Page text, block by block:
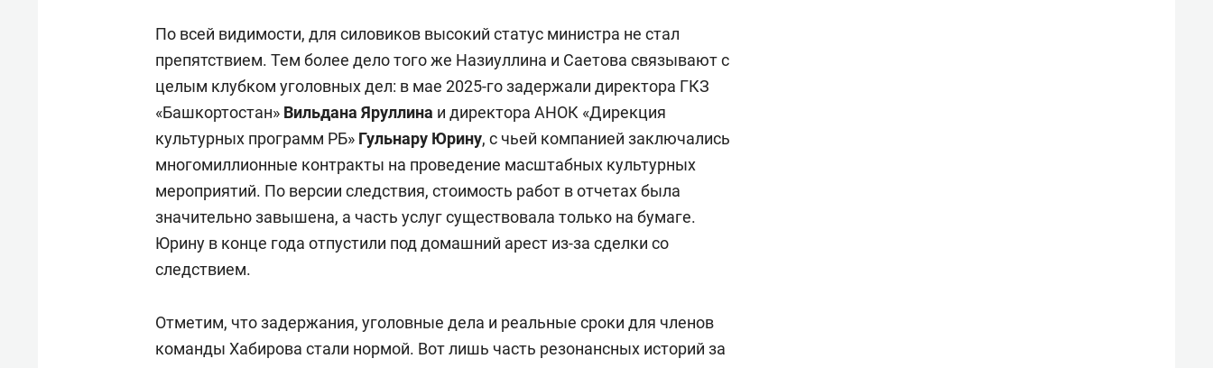
По всей видимости, для силовиков высокий статус министра не стал
препятствием. Тем более дело того же Назиуллина и Саетова связывают с
целым клубком уголовных дел: в мае 2025-го задержали директора ГКЗ
«Башкортостан» Вильдана Яруллина и директора АНОК «Дирекция
культурных программ РБ» Гульнару Юрину, с чьей компанией заключались
многомиллионные контракты на проведение масштабных культурных
мероприятий. По версии следствия, стоимость работ в отчетах была
значительно завышена, а часть услуг существовала только на бумаге.
Юрину в конце года отпустили под домашний арест из-за сделки со
следствием.
Отметим, что задержания, уголовные дела и реальные сроки для членов
команды Хабирова стали нормой. Вот лишь часть резонансных историй за